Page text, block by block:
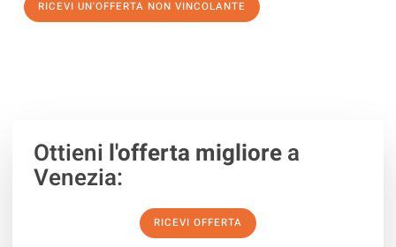
RICEVI UN'OFFERTA NON VINCOLANTE
Ottieni l'offerta migliorea
Venezia:
RICEVI OFFERTA